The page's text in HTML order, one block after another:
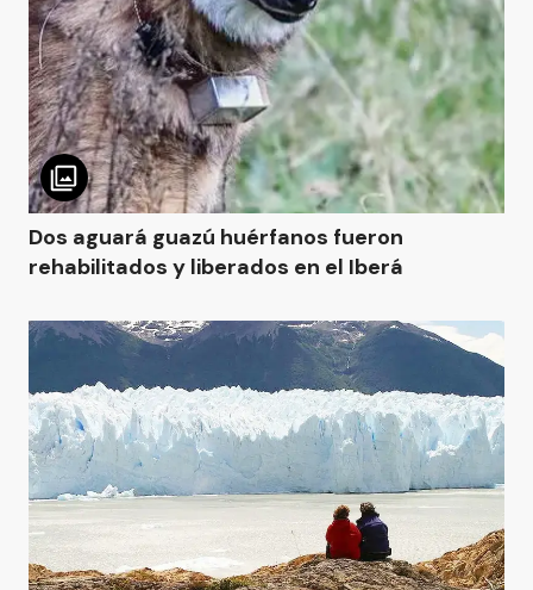
Dos aguará guazú huérfanos fueron
rehabilitados y liberados en el Iberá